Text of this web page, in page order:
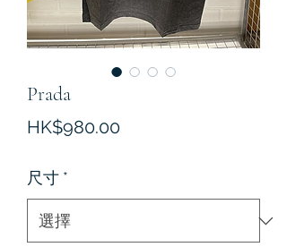
Prada
HK$980.00價
尺寸 *